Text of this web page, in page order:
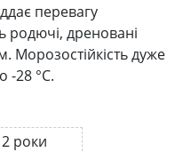
перевагу
родючі, дреновані
Морозостійкість дуже
-28 °С.
2 роки